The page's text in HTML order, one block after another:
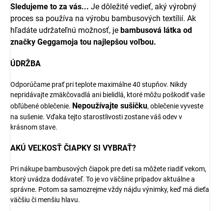
Sledujeme to za vás... Je dôležité vedieť, aký výrobný
proces sa používa na výrobu bambusových textílií. Ak
hľadáte udržateľnú možnosť, je bambusová látka od
značky Geggamoja tou najlepšou voľbou.
ÚDRŽBA
Odporúčame prať pri teplote maximálne 40 stupňov. Nikdy
nepridávajte zmäkčovadlá ani bielidlá, ktoré môžu poškodiť vaše
obľúbené oblečenie. Nepoužívajte sušičku, oblečenie vyveste
na sušenie. Vďaka tejto starostlivosti zostane váš odev v
krásnom stave.
AKÚ VEĽKOSŤ ČIAPKY SI VYBRAŤ?
Pri nákupe bambusových čiapok pre deti sa môžete riadiť vekom,
ktorý uvádza dodávateľ. To je vo väčšine prípadov aktuálne a
správne. Potom sa samozrejme vždy nájdu výnimky, keď má dieťa
väčšiu či menšiu hlavu.